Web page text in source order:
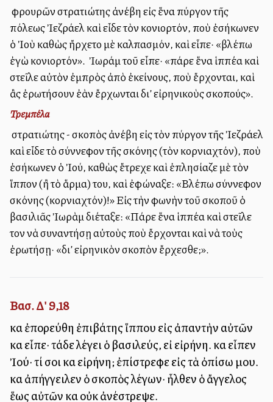
Ὁ φρουρῶν στρατιώτης ἀνέβη εἰς ἕνα πύργον τῆς
πόλεως Ἰεζράελ καὶ εἶδε τὸν κονιορτόν, ποὺ ἐσήκωνεν
ὁ Ἰοὺ καθὼς ἤρχετο μὲ καλπασμόν, καὶ εἶπε· «βλέπω
ἐγὼ κονιορτόν». Ὁ Ἰωράμ τοῦ εἶπε· «πάρε ἕνα ἱππέα καὶ
στεῖλε αὐτὸν ἐμπρὸς ἀπὸ ἐκείνους, ποὺ ἔρχονται, καὶ
ἂς ἐρωτήσουν ἐὰν ἔρχωνται δι’ εἰρηνικοὺς σκοπούς».
Τρεμπέλα
Ὁ στρατιώτης - σκοπὸς ἀνέβη εἰς τὸν πύργον τῆς Ἰεζράελ
καὶ εἶδε τὸ σύννεφον τῆς σκόνης (τὸν κορνιαχτόν), ποὺ
ἐσήκωνεν ὁ Ἰού, καθὼς ἔτρεχε καὶ ἐπλησίαζε μὲ τὸν
ἵππον (ἢ τὸ ἅρμα) του, καὶ ἐφώναξε: «Βλέπω σύννεφον
σκόνης (κορνιαχτόν)!» Εἰς τὴν φωνὴν τοῦ σκοποῦ ὁ
βασιλιᾶς Ἰωρὰμ διέταξε: «Πάρε ἕνα ἱππέα καὶ στεῖλε
τον νὰ συναντήσῃ αὐτοὺς ποὺ ἔρχονται καὶ νὰ τοὺς
ἐρωτήσῃ· «δι’ εἰρηνικὸν σκοπὸν ἔρχεσθε;».
Βασ. Δ' 9,18
καὶ ἐπορεύθη ἐπιβάτης ἵππου εἰς ἀπαντὴν αὐτῶν
καὶ εἶπε· τάδε λέγει ὁ βασιλεύς, εἰ εἰρήνη. καὶ εἶπεν
Ἰού· τί σοι καὶ εἰρήνη; ἐπίστρεφε εἰς τὰ ὀπίσω μου.
καὶ ἀπήγγειλεν ὁ σκοπὸς λέγων· ἦλθεν ὁ ἄγγελος
ἕως αὐτῶν καὶ οὐκ ἀνέστρεψε.